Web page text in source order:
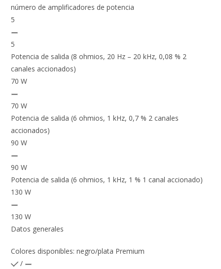
número de amplificadores de potencia
5
5
Potencia de salida (8 ohmios, 20 Hz – 20 kHz, 0,08 % 2
canales accionados)
70 W
70 W
Potencia de salida (6 ohmios, 1 kHz, 0,7 % 2 canales
accionados)
90 W
90 W
Potencia de salida (6 ohmios, 1 kHz, 1 % 1 canal accionado)
130 W
130 W
Datos generales
Colores disponibles: negro/plata Premium
/